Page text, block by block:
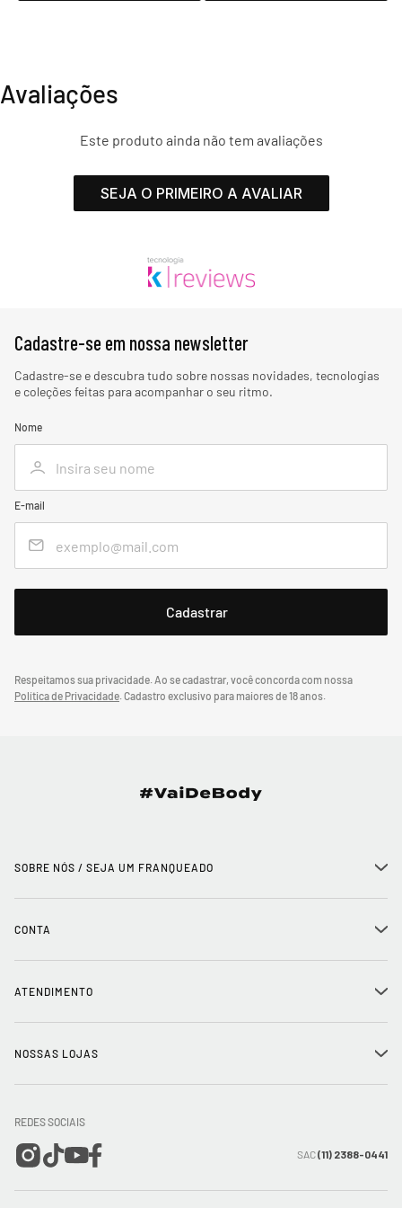
Avaliações
Este produto ainda não tem avaliações
SEJA O PRIMEIRO A AVALIAR
Cadastre-se em nossa newsletter
Cadastre-se e descubra tudo sobre nossas novidades, tecnologias
e coleções feitas para acompanhar o seu ritmo.
Nome
E-mail
Respeitamos sua privacidade. Ao se cadastrar, você concorda com nossa
Política de Privacidade.Cadastro exclusivo para maiores de 18 anos.
SOBRE NÓS / SEJA UM FRANQUEADO +
Trabalhe conosco
Mapa do Site
CONTA +
Meus pedidos
Wishlist
ATENDIMENTO +
Entrega e Frete
Trocas e Devoluções
NOSSAS LOJAS +
REDES SOCIAIS
SAC(11) 2388-0441